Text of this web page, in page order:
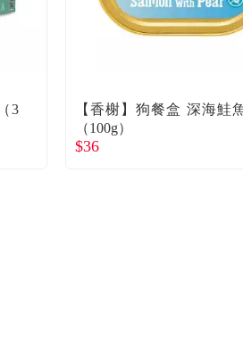
3
【香榭】狗餐盒 深海鮭
（100g）
$36